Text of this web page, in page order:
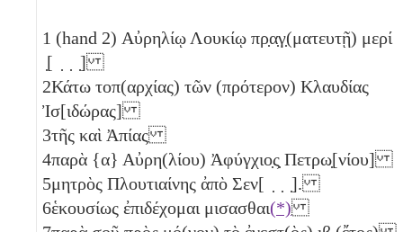
1 (hand 2) Αὐρηλίῳ Λουκίῳ πρ̣α̣γ̣(ματευτῇ) μερί
̣[ ̣ ̣ ̣]
2Κάτω τοπ(αρχίας) τῶν (πρότερον) Κλαυδίας
Ἰσ[ιδώρας]
3τῆς καὶ Ἀπίας
4παρὰ {α} Αὐρη(λίου) Ἀφύγχιο̣ς̣ Πετρω̣[νίου]
5μητρὸς Πλουτιαίνης ἀπὸ Σεν[ ̣ ̣ ̣].
6ἑκουσίως ἐπιδέχομαι μισασθαι(*)